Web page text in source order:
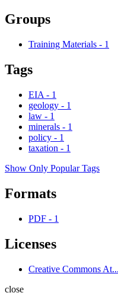
Groups
Training Materials - 1
Tags
EIA - 1
geology - 1
law - 1
minerals - 1
policy - 1
taxation - 1
Show Only Popular Tags
Formats
PDF - 1
Licenses
Creative Commons At...
close